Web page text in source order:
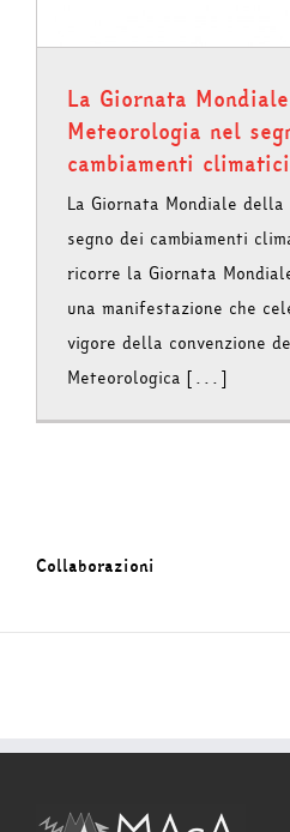
La Giornata
Meteorologia nel
cambiamenti climatici
La Giornata Mondiale
segno dei cambiamenti
ricorre la Giornata
una manifestazione che
vigore della convenzione
Meteorologica [...]
Collaborazioni